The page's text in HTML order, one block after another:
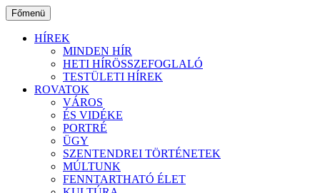
Ugrás
a
tartalomhoz
Főmenü
HÍREK
MINDEN HÍR
HETI HÍRÖSSZEFOGLALÓ
TESTÜLETI HÍREK
ROVATOK
VÁROS
ÉS VIDÉKE
PORTRÉ
ÜGY
SZENTENDREI TÖRTÉNETEK
MÚLTUNK
FENNTARTHATÓ ÉLET